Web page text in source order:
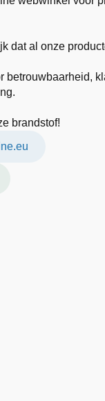
dat al onze
betrouwbaarheid,
brandstof!